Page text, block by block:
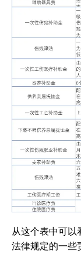
从这个表中可以
法律规定的一些